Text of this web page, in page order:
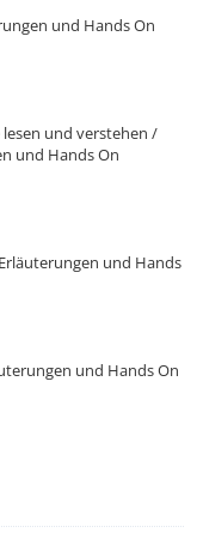
und Hands On
lesen und verstehen /
und Hands On
und Hands
und Hands On